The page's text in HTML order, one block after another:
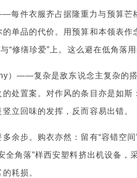
件衣服齐占据隆重力与预算芒
单品的代价。用预算和本领表作
“修缮珍爱”上。这么避在低角落
）——复杂是敌东说念主复杂的
处置案。对作风的条目亦是如
立回味的发挥，反而容易出错。
余步。购衣亦然：留有“容错空
全角落”样西安塑料挤出机设备，
耗损。